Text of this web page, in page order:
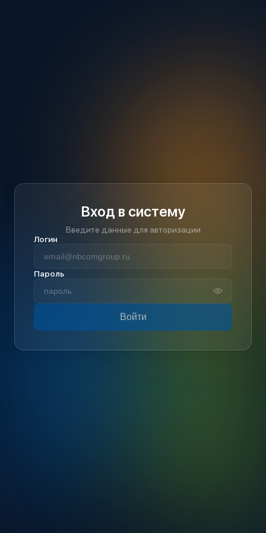
Вход в систему
Введите данные для авторизации
Логин
Пароль
Войти